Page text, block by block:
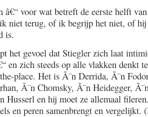
â€“ voor wat betreft de eerste helft
niet terug, of ik begrijp het niet, of hij
is.
het gevoel dat Stiegler zich laat
en zich steeds op alle vlakken denkt
place. Het is Ã¨n Derrida, Ã¨n
Ã¨n Chomsky, Ã¨n Heidegger,
Husserl en hij moet ze allemaal
en peren samenbrengt en vergelijkt.